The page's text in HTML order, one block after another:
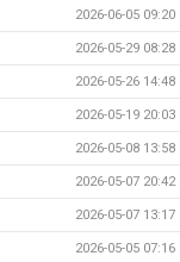
2026-06-05 09:20
2026-05-29 08:28
2026-05-26 14:48
2026-05-19 20:03
2026-05-08 13:58
2026-05-07 20:42
2026-05-07 13:17
2026-05-05 07:16